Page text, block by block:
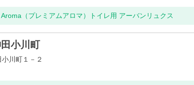
（プレミアムアロマ）トイレ用 アーバンリュクス
小川町
川町１－２